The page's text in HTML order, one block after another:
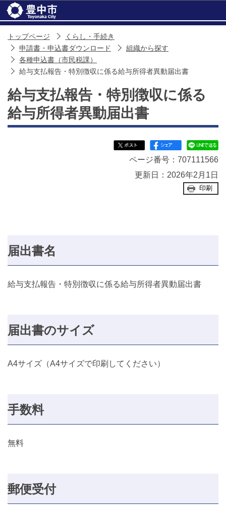
トップページ
くらし・手続き
申請書・申込書ダウンロード
組織から探す
各種申込書（市民税課）
給与支払報告・特別徴収に係る給与所得者異動届出書
給与支払報告・特別徴収に係る
給与所得者異動届出書
ページ番号：707111566
更新日：2026年2月1日
印刷
届出書名
給与支払報告・特別徴収に係る給与所得者異動届出書
届出書のサイズ
A4サイズ（A4サイズで印刷してください）
手数料
無料
郵便受付